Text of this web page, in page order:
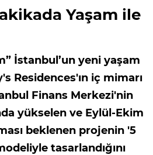
Yaşam ile
İstanbul’un yeni yaşam
Residences'ın iç mimarı
Finans Merkezi'nin
yükselen ve Eylül-Ekim
beklenen projenin '5
tasarlandığını